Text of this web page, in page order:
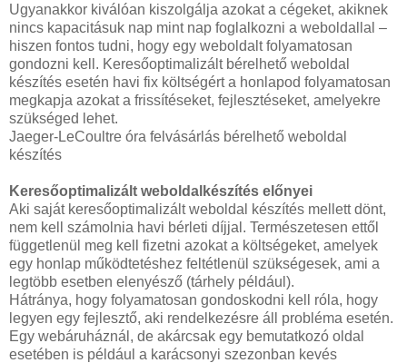
Ugyanakkor kiválóan kiszolgálja azokat a cégeket, akiknek
nincs kapacitásuk nap mint nap foglalkozni a weboldallal –
hiszen fontos tudni, hogy egy weboldalt folyamatosan
gondozni kell. Keresőoptimalizált bérelhető weboldal
készítés esetén havi fix költségért a honlapod folyamatosan
megkapja azokat a frissítéseket, fejlesztéseket, amelyekre
szükséged lehet.
Jaeger-LeCoultre óra felvásárlás bérelhető weboldal
készítés
Keresőoptimalizált weboldalkészítés előnyei
Aki saját keresőoptimalizált weboldal készítés mellett dönt,
nem kell számolnia havi bérleti díjjal. Természetesen ettől
függetlenül meg kell fizetni azokat a költségeket, amelyek
egy honlap működtetéshez feltétlenül szükségesek, ami a
legtöbb esetben elenyésző (tárhely például).
Hátránya, hogy folyamatosan gondoskodni kell róla, hogy
legyen egy fejlesztő, aki rendelkezésre áll probléma esetén.
Egy webáruháznál, de akárcsak egy bemutatkozó oldal
esetében is például a karácsonyi szezonban kevés